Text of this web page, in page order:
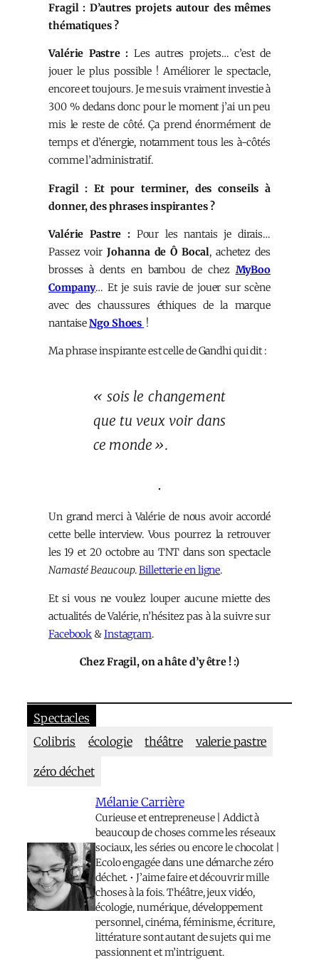
Fragil : D’autres projets autour des mêmes
thématiques ?
Valérie Pastre : Les autres projets… c’est de
jouer le plus possible ! Améliorer le spectacle,
encore et toujours. Je me suis vraiment investie à
300 % dedans donc pour le moment j’ai un peu
mis le reste de côté. Ça prend énormément de
temps et d’énergie, notamment tous les à-côtés
comme l’administratif.
Fragil : Et pour terminer, des conseils à
donner, des phrases inspirantes ?
Valérie Pastre :Pour les nantais je dirais…
Passez voirJohanna de Ô Bocal, achetez des
brosses à dents en bambou de chez MyBoo
Company… Et je suis ravie de jouer sur scène
avec des chaussures éthiques de la marque
nantaiseNgo Shoes !
Ma phrase inspirante est celle de Gandhi qui dit :
« sois le changement
que tu veux voir dans
ce monde ».
•
Un grand merci à Valérie de nous avoir accordé
cette belle interview. Vous pourrez la retrouver
les 19 et 20 octobre au TNT dans son spectacle
Namasté Beaucoup.Billetterie en ligne.
Et si vous ne voulez louper aucune miette des
actualités de Valérie, n’hésitez pas à la suivre sur
Facebook &Instagram.
Chez Fragil, on a hâte d’y être ! :)
Spectacles
Colibris
écologie théâtre valerie pastre
zéro déchet
Mélanie Carrière
Curieuse et entrepreneuse | Addict à
beaucoup de choses comme les réseaux
sociaux, les séries ou encore le chocolat |
Ecolo engagée dans une démarche zéro
déchet. • J’aime faire et découvrir mille
choses à la fois. Théâtre, jeux vidéo,
écologie, numérique, développement
personnel, cinéma, féminisme, écriture,
littérature sont autant de sujets qui me
passionnent et m’intriguent.